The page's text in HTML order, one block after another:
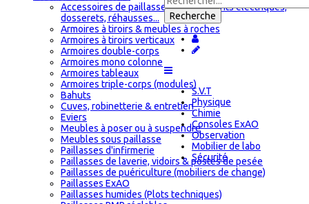
S.V.T
Physique
Chimie
Consoles ExAO
Observation
Mobilier de labo
Sécurité
Accessoires de paillasses : équipements électriques,
dosserets, réhausses...
Armoires à tiroirs & meubles à roches
Armoires à tiroirs verticaux
Armoires double-corps
Armoires mono colonne
Armoires tableaux
Armoires triple-corps (modules)
Bahuts
Cuves, robinetterie & entretien
Eviers
Meubles à poser ou à suspendre
Meubles sous paillasse
Paillasses d'infirmerie
Paillasses de laverie, vidoirs & postes de pesée
Paillasses de puériculture (mobiliers de change)
Paillasses ExAO
Paillasses humides (Plots techniques)